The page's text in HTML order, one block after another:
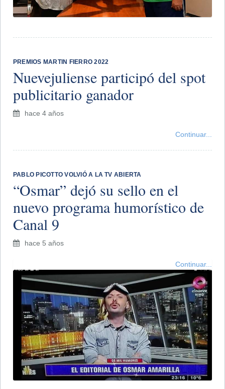
PREMIOS MARTIN FIERRO 2022
Nuevejuliense participó del spot
publicitario ganador
hace 4 años
Continuar...
PABLO PICOTTO VOLVIÓ A LA TV ABIERTA
“Osmar” dejó su sello en el
nuevo programa humorístico de
Canal 9
hace 5 años
Continuar...